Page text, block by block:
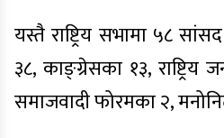
यस्तै राष्ट्रिय सभामा ५८
३८, काङ्ग्रेसका १३, राष्ट्रिय
समाजवादी फोरमका २,